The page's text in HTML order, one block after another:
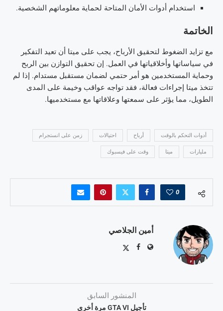
استخدام أدوات الأمان المتاحة لحماية معلوماتهم الشخصية.
الخاتمة
مع تزايد الضغوط لتحقيق الأرباح، يجب على ميتا أن تعيد التفكير
في سياساتها وأخلاقياتها في العمل. إن تحقيق التوازن بين الربح
وحماية المستخدمين هو أمر حتمي لضمان مستقبل مستدام. إذا لم
تتخذ ميتا إجراءات فعالة، فقد تواجه عواقب وخيمة على المدى
الطويل، مما يؤثر على سمعتها وعلاقاتها مع مستخدميها.
أدوات التحكم بالوقت أرباح احتيالات زمن على انستجرام
مليارات ميتا وقت على فيسبوك
0
أمين الجلاصي
المنشور السابق
تأجيل GTA VI مرة أخرى